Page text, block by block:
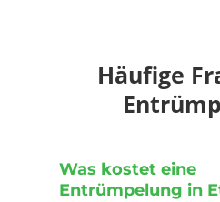
Häufige
Was kostet eine
Entrümpelung in